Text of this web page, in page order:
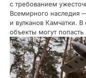
с требованием
Всемирного наследия
и вулканов Камчатки.
объекты могут